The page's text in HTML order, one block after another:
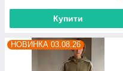
Купити
НОВИНКА 03.08.26